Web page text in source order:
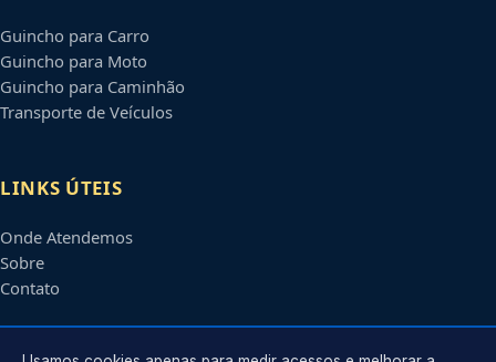
Guincho para Carro
Guincho para Moto
Guincho para Caminhão
Transporte de Veículos
LINKS ÚTEIS
Onde Atendemos
Sobre
Contato